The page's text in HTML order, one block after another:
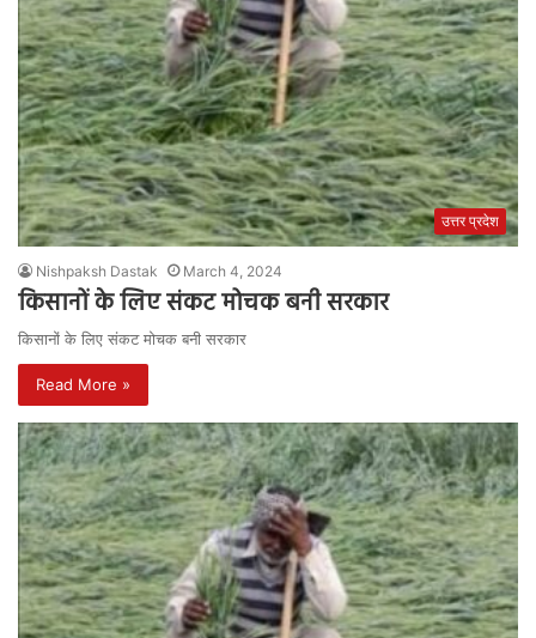
उत्तर प्रदेश
Nishpaksh Dastak March 4, 2024
किसानों के लिए संकट मोचक बनी सरकार
किसानों के लिए संकट मोचक बनी सरकार
Read More »